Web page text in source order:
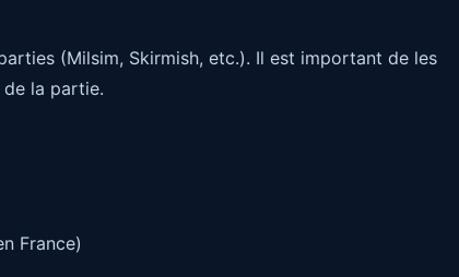
(Milsim, Skirmish, etc.). Il est important de les
la partie.
France)